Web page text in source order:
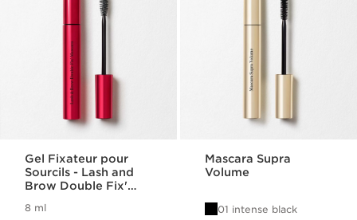
Gel Fixateur pour
Sourcils - Lash and
Brow Double Fix'
8 ml
Mascara Supra
Volume
01 intense black